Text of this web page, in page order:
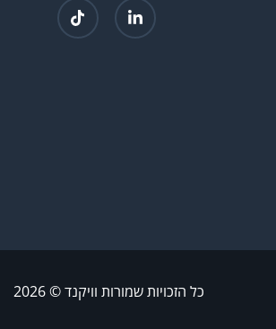
כל הזכויות שמורות וויקנד ©2026